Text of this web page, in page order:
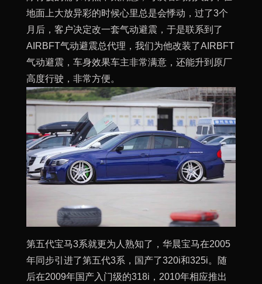
地面上大放异彩的时候心里总是会悸动，过了3个
月后，客户决定改一套气动避震，于是联系到了
AIRBFT气动避震总代理，我们为他改装了AIRBFT
气动避震，车身效果车主非常满意，还能升到原厂
高度行驶，非常方便。
第五代宝马3系就更为人熟知了，华晨宝马在2005
年同步引进了第五代3系，国产了320i和325i。随
后在2009年国产入门级的318i，2010年相应推出